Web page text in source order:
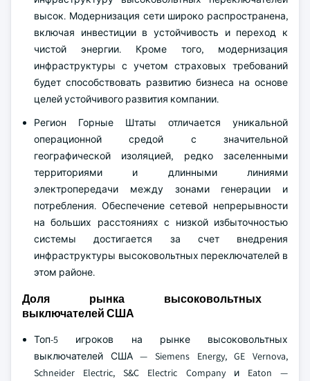
высок. Модернизация сети широко распространена,
включая инвестиции в устойчивость и переход к
чистой энергии. Кроме того, модернизация
инфраструктуры с учетом страховых требований
будет способствовать развитию бизнеса на основе
целей устойчивого развития компании.
Регион Горные Штаты отличается уникальной
операционной средой с значительной
географической изоляцией, редко заселенными
территориями и длинными линиями
электропередачи между зонами генерации и
потребления. Обеспечение сетевой непрерывности
на больших расстояниях с низкой избыточностью
системы достигается за счет внедрения
инфраструктуры высоковольтных переключателей в
этом районе.
Доля рынка высоковольтных
выключателей США
Топ-5 игроков на рынке высоковольтных
выключателей США — Siemens Energy, GE Vernova,
Schneider Electric, S&C Electric Company и Eaton —